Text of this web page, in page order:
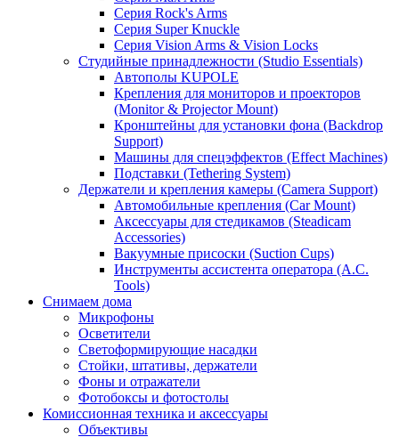
Серия Rock's Arms
Серия Super Knuckle
Серия Vision Arms & Vision Locks
Студийные принадлежности (Studio Essentials)
Автополы KUPOLE
Крепления для мониторов и проекторов
(Monitor & Projector Mount)
Кронштейны для установки фона (Backdrop
Support)
Машины для спецэффектов (Effect Machines)
Подставки (Tethering System)
Держатели и крепления камеры (Camera Support)
Автомобильные крепления (Car Mount)
Аксессуары для стедикамов (Steadicam
Accessories)
Вакуумные присоски (Suction Cups)
Инструменты ассистента оператора (A.C.
Tools)
Снимаем дома
Микрофоны
Осветители
Светоформирующие насадки
Стойки, штативы, держатели
Фоны и отражатели
Фотобоксы и фотостолы
Комиссионная техника и аксессуары
Объективы